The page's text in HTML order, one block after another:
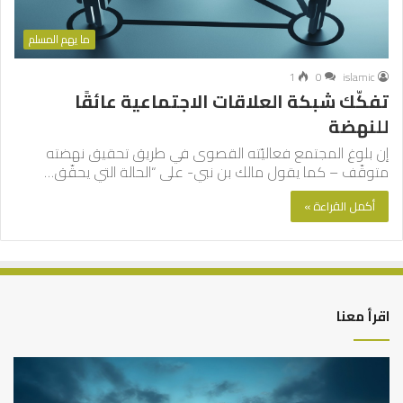
ما يهم المسلم
islamic
0
1
تفكّك شبكة العلاقات الاجتماعية عائقًا
للنهضة
إن بلوغ المجتمع فعاليّته القصوى في طريق تحقيق نهضته
متوقّف – كما يقول مالك بن نبي- على “الحالة التي يحقّق…
أكمل القراءة »
اقرأ معنا
كيف